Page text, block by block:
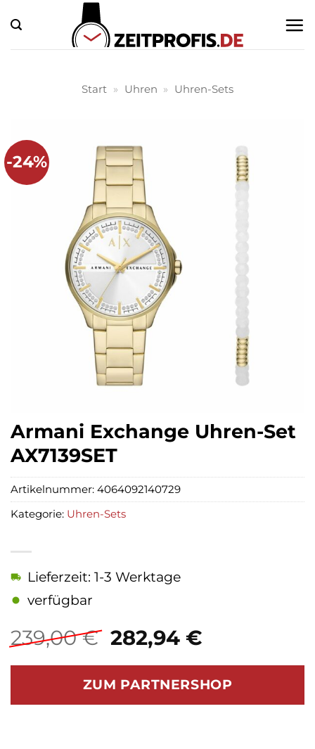
Inhalt
springen
Start » Uhren » Uhren-Sets
-24%
Armani Exchange Uhren-Set
AX7139SET
239,00€ Ursprünglicher
Preis
war:
239,00 €
282,94 €Aktueller
ist:
282,94 €.
Lieferzeit: 1-3 Werktage
verfügbar
ZUM PARTNERSHOP
Artikelnummer: 4064092140729
Kategorie: Uhren-Sets